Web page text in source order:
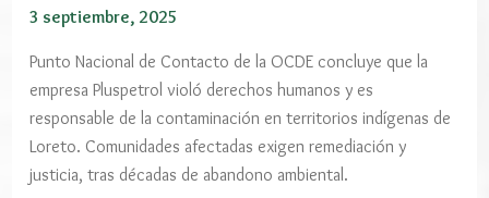
3 septiembre, 2025
Punto Nacional de Contacto de la OCDE concluye que la
empresa Pluspetrol violó derechos humanos y es
responsable de la contaminación en territorios indígenas de
Loreto. Comunidades afectadas exigen remediación y
justicia, tras décadas de abandono ambiental.